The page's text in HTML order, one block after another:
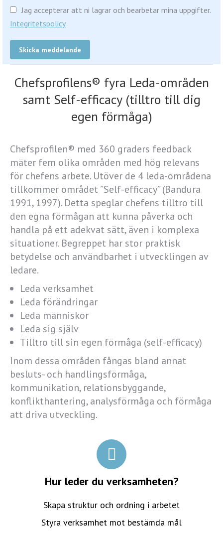
Jag accepterar att ni lagrar och bearbetar mina uppgifter.
Integritetspolicy
Skicka meddelande
Chefsprofilens® fyra Leda-områden
samt Self-efficacy (tilltro till dig
egen förmåga)
Chefsprofilen® med 360 graders feedback
mäter fem olika områden med hög relevans
för chefens arbete. Utöver de 4 leda-områdena
tillkommer området ”Self-efficacy” (Bandura
1991, 1997). Detta speglar chefens tilltro till
den egna förmågan att kunna påverka och
handla på ett adekvat sätt, även i komplexa
situationer. Begreppet har stor praktisk
betydelse och användbarhet i utvecklingen av
ledare.
Leda verksamhet
Leda förändringar
Leda människor
Leda sig själv
Tilltro till sin egen förmåga (self-efficacy)
Inom dessa områden fångas bland annat
besluts- och handlingsförmåga,
kommunikation, relationsbyggande,
konflikthantering, analysförmåga och förmåga
att driva utveckling.
Hur leder du verksamheten?
Skapa struktur och ordning i arbetet
Styra verksamhet mot bestämda mål